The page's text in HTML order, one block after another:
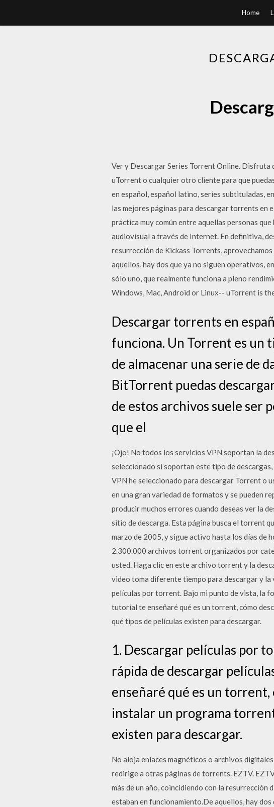
Home
Ver y Descargar Series Torrent Online. Disfruta
uTorrent o cualquier otro cliente para que
en español, español latino, series subtituladas,
las mejores páginas para descargar torrents en
práctica muy común entre aquellas personas
audiovisual a través de Internet. En definitiva,
resurrección de Kickass Torrents,
aquellos, hay dos que ya no siguen operativos,
sólo uno, que realmente funciona a pleno
Windows, Mac, Android or Linux-- uTorrent is
Descargar torrents en
funciona. Un Torrent es un
de almacenar una serie de
BitTorrent puedas
de estos archivos suele ser
que el
¡Ojo! No todos los servicios VPN soportan la
seleccionado sí soportan este tipo de
VPN he seleccionado para descargar Torrent o
en una gran variedad de formatos y se pueden
producir muchos errores cuando deseas ver la
sitio de descarga. Esta página busca el torrent
marzo de 2005, y sigue activo hasta los días de
2.300.000 archivos torrent organizados por
usted. Haga clic en este archivo torrent y la
video toma diferente tiempo para descargar y
películas por torrent. Bajo mi punto de vista, la
tutorial te enseñaré qué es un torrent, cómo
qué tipos de películas existen para descargar.
1. Descargar películas por
rápida de descargar
enseñaré qué es un
instalar un programa
existen para descargar.
No aloja enlaces magnéticos o archivos
redirige a otras páginas de torrents. EZTV.
más de un año, coincidiendo con la
estaban en funcionamiento.De aquellos, hay